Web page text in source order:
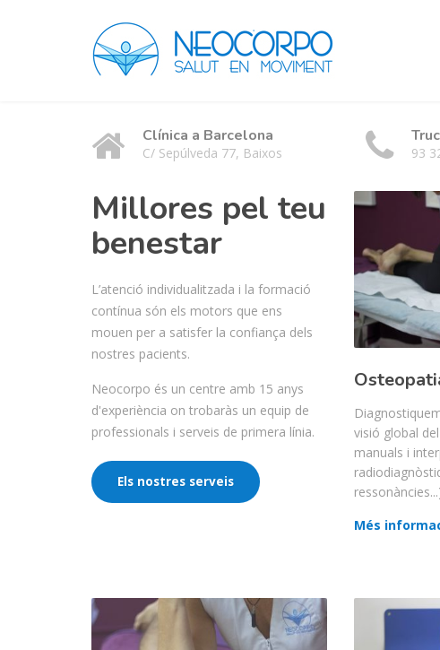
Clínica a Barcelona
C/ Sepúlveda 77, Baixos 93
Millores pel teu
benestar
L’atenció individualitzada i la formació
contínua són els motors que ens
mouen per a satisfer la confiança dels
nostres pacients.
Neocorpo és un centre amb 15 anys
d'experiència on trobaràs un equip de
professionals i serveis de primera línia.
Els nostres serveis
visió global
manuals i
Més